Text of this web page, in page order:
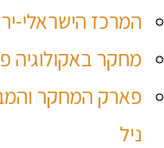
המרכז הישראלי-
מחקר באקולוגיה
פארק המחקר
ניל